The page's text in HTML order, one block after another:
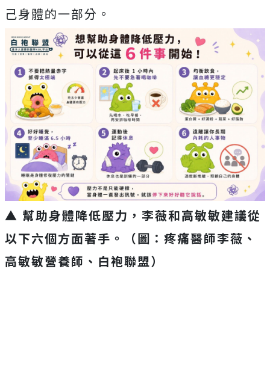
己身體的一部分。
▲ 幫助身體降低壓力，李薇和高敏敏建議從
以下六個方面著手。（圖：疼痛醫師李薇、
高敏敏營養師、白袍聯盟）